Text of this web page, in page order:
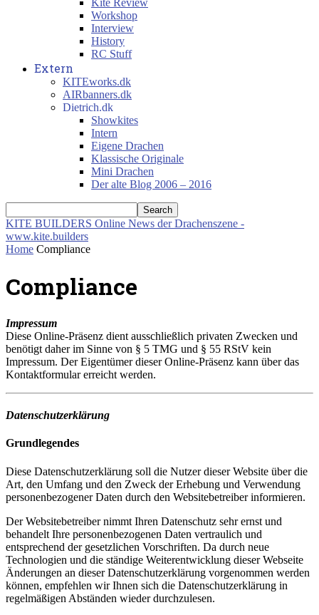
Kite Review
Workshop
Interview
History
RC Stuff
Extern
KITEworks.dk
AIRbanners.dk
Dietrich.dk
Showkites
Intern
Eigene Drachen
Klassische Originale
Mini Drachen
Der alte Blog 2006 – 2016
KITE BUILDERS Online News der Drachenszene -
www.kite.builders
Home Compliance
Compliance
Impressum
Diese Online-Präsenz dient ausschließlich privaten Zwecken und
benötigt daher im Sinne von § 5 TMG und § 55 RStV kein
Impressum. Der Eigentümer dieser Online-Präsenz kann über das
Kontaktformular erreicht werden.
Datenschutzerklärung
Grundlegendes
Diese Datenschutzerklärung soll die Nutzer dieser Website über die
Art, den Umfang und den Zweck der Erhebung und Verwendung
personenbezogener Daten durch den Websitebetreiber informieren.
Der Websitebetreiber nimmt Ihren Datenschutz sehr ernst und
behandelt Ihre personenbezogenen Daten vertraulich und
entsprechend der gesetzlichen Vorschriften. Da durch neue
Technologien und die ständige Weiterentwicklung dieser Webseite
Änderungen an dieser Datenschutzerklärung vorgenommen werden
können, empfehlen wir Ihnen sich die Datenschutzerklärung in
regelmäßigen Abständen wieder durchzulesen.